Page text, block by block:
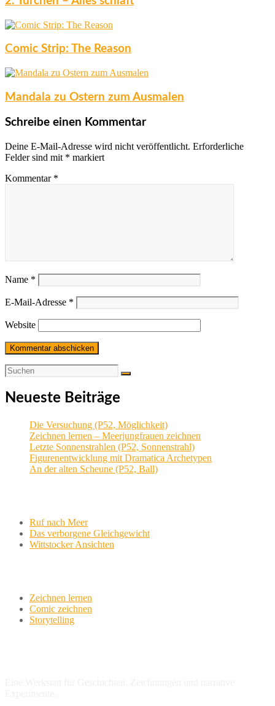
Comic Strip: The Reason
Mandala zu Ostern zum Ausmalen
Schreibe einen Kommentar
Deine E-Mail-Adresse wird nicht veröffentlicht. Erforderliche
Felder sind mit * markiert
Kommentar *
Name *
E-Mail-Adresse *
Website
Neueste Beiträge
Die Versuchung (P52, Möglichkeit)
Zeichnen lernen – Meerjungfrauen zeichnen
Letzte Sonnenstrahlen (P52, Sonnenstrahl)
Figurenentwicklung mit Dramatica Archetypen
An der alten Scheune (P52, Ball)
Ruf nach Meer
Das verborgene Gleichgewicht
Wittstocker Ansichten
Zeichnen lernen
Comic zeichnen
Storytelling